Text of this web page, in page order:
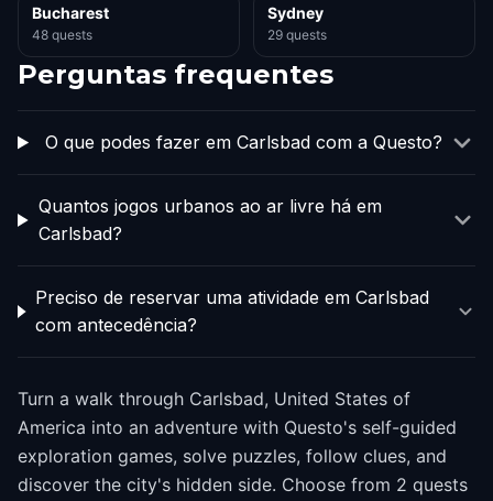
Bucharest
48 quests
Sydney
29 quests
Perguntas frequentes
O que podes fazer em Carlsbad com a Questo?
Quantos jogos urbanos ao ar livre há em
Carlsbad?
Preciso de reservar uma atividade em Carlsbad
com antecedência?
Turn a walk through Carlsbad, United States of
America into an adventure with Questo's self-guided
exploration games, solve puzzles, follow clues, and
discover the city's hidden side. Choose from 2 quests